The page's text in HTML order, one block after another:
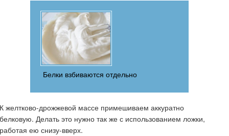
Белки взбиваются отдельно
К желтково-дрожжевой массе примешиваем аккуратно
белковую. Делать это нужно так же с использованием ложки,
работая ею снизу-вверх.